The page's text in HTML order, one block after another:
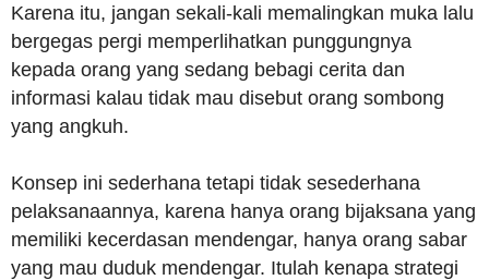
Karena itu, jangan sekali-kali memalingkan muka lalu
bergegas pergi memperlihatkan punggungnya
kepada orang yang sedang bebagi cerita dan
informasi kalau tidak mau disebut orang sombong
yang angkuh.
Konsep ini sederhana tetapi tidak sesederhana
pelaksanaannya, karena hanya orang bijaksana yang
memiliki kecerdasan mendengar, hanya orang sabar
yang mau duduk mendengar. Itulah kenapa strategi